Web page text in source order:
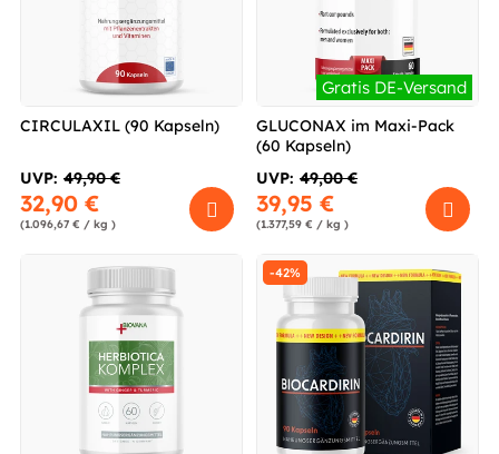
CIRCULAXIL (90 Kapseln)
UVP: 49,90 €
32,90 €
(1.096,67 € / kg )
Gratis DE-Versand
GLUCONAX im Maxi-Pack
(60 Kapseln)
UVP: 49,00 €
39,95 €
(1.377,59 € / kg )
-42%